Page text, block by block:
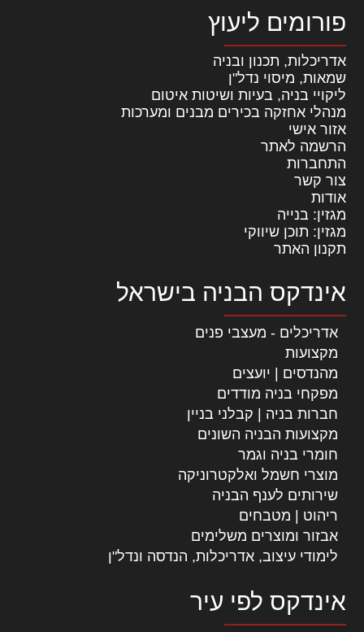
פורומים ליעוץ
אדריכלות, תכנון ובניה
שמאות, מיסוי נדל"ן
ליקויי בניה, בעיות ושיטות איטום
מנהלי אחזקה בכירים מבנים ומערכות
אזור אישי
הרשמה לאתר
התחברות
צור קשר
אודות
מגזין: בנייה
מגזין: תוכן שיווקי
תקנון האתר
אינדקס הבניה בישראל
אדריכלים - מעצבי פנים
מקצועות
מהנדסים | יועצים
מפקחי בניה מודדים
חברות בניה | קבלני בניין
מקצועות הבניה השונים
חומרי בניה וגמר
מוצרי חשמל ואלקטרוניקה
שירותים לענף הבניה
ריהוט | מטבחים
אבזור ומוצרים משלימים
לימודי עיצוב, אדריכלות, הנדסה ונדל"ן
אינדקס לפי עיר